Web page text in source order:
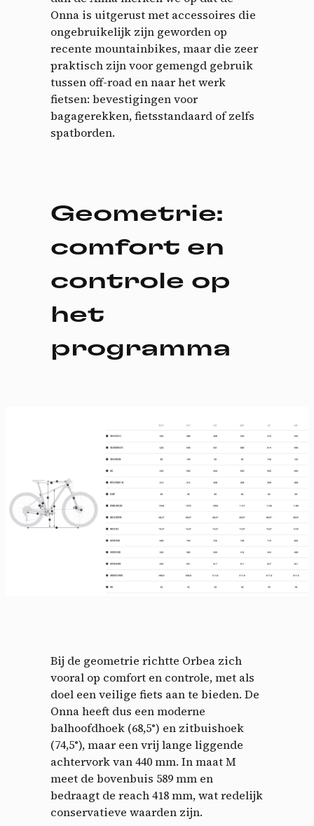
Onna is uitgerust met accessoires die
ongebruikelijk zijn geworden op
recente mountainbikes, maar die zeer
praktisch zijn voor gemengd gebruik
tussen off-road en naar het werk
fietsen: bevestigingen voor
bagagerekken, fietsstandaard of zelfs
spatborden.
Geometrie:
comfort en
controle op
het
programma
Bij de geometrie richtte Orbea zich
vooral op comfort en controle, met als
doel een veilige fiets aan te bieden. De
Onna heeft dus een moderne
balhoofdhoek (68,5°) en zitbuishoek
(74,5°), maar een vrij lange liggende
achtervork van 440 mm. In maat M
meet de bovenbuis 589 mm en
bedraagt de reach 418 mm, wat redelijk
conservatieve waarden zijn.